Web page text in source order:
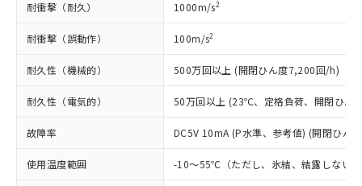
耐衝撃（耐久） 1000m/s2
耐衝撃（誤動作） 100m/s2
耐久性（機械的） 500万回以上 (開閉ひん度7,200回/h)
耐久性（電気的） 50万回以上 (23℃、定格負荷、開閉ひん
故障率 DC5V 10mA (P水準、参考値) (開閉ひん
使用温度範囲 -10～55℃（ただし、氷結、結露しない
正式な納期状況および標準価格はお客
様のお取引先、またはお客様担当のオ
ムロン制御機器販売店・当社販売員に
ご相談ください。
オムロン制御機器販売店や当社販売拠
点は「
販売ネットワーク
」をご確認
在庫状況および標準価格結果を当社の
事前の承諾なく第三者に漏洩または開
示しないようお願いします。
ル) (DEHP)(別名：DOP) 1000ppm以下、フタル酸ブチ
ルベンジル（BBP） 1000ppm以下、フタル酸ジブチル
（DBP） 1000ppm以下、フタル酸ジイソブチル
適用除外項目は除く。
フタル酸エステル類の４物質については閾値を超える意
図的な使用がないことを確認しています。
部品在庫の切り替え状況などにより、予定
ニル類) : 1000ppm、 PBDEs(ポリ臭化ジフェニルエーテ
ル類) : 1000ppm、
DBP(フタル酸ジブチル) : 1000ppm、 DIBP(フタル酸ジ
イソブチル) : 1000ppm、 BBP(フタル酸ブチルベンジ
DEHP(フタル酸ビス(2-エチルヘキシル)) : 1000ppm
※2 環境保護使用期限
「ｅ」：有害物質（10物質）のすべてが基
準値以下であることを示します。
「10」：通常の使用状況下において有害物
当社は規制貨物を破棄する場合は、完
全に破砕するなど、違法に輸出されな
いよう必要な手段を講じます。
当社は貴社製品を、核兵器、ミサイ
ル、化学兵器、生物兵器またはその他
武器並びにこれらの製造装置等に一切
使用いたしません。
当社は、貴社製品を第三者に販売する
場合は、上記1、2および3の内容を当
該第三者に通知します。また当社は、
販売先および販売に係わる関係者が違
○ 一定数以上の在庫あり
△ 一定数には満たないが在庫あり
在庫なし(最新の在庫状況につ
いては、お客様のお取引先、ま
たはお客様担当のオムロン制御
機器販売店・当社販売員にご確
認ください)